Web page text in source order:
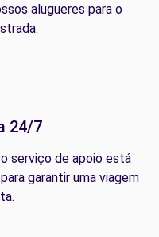
alugueres para o
24/7
serviço de apoio está
garantir uma viagem